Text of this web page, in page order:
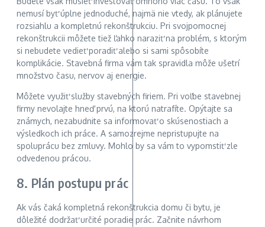
nemusí byť úplne jednoduché, najmä nie vtedy, ak plánujete
rozsiahlu a kompletnú rekonštrukciu. Pri svojpomocnej
rekonštrukcii môžete tiež ľahko naraziť na problém, s ktorým
si nebudete vedieť poradiť alebo si sami spôsobíte
komplikácie. Stavebná firma vám tak spravidla môže ušetrí
množstvo času, nervov aj energie.
Môžete využiť služby stavebných firiem. Pri voľbe stavebnej
firmy nevolajte hneď prvú, na ktorú natrafíte. Opýtajte sa
známych, nezabudnite sa informovať o skúsenostiach a
výsledkoch ich práce. A samozrejme nepristupujte na
spoluprácu bez zmluvy. Mohlo by sa vám to vypomstiť zle
odvedenou prácou.
8. Plán postupu prác
Ak vás čaká kompletná rekonštrukcia domu či bytu, je
dôležité dodržať určité poradie prác. Začnite návrhom